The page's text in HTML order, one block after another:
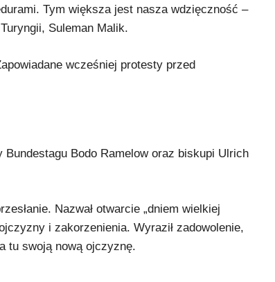
Tym większa jest nasza wdzięczność –
Suleman Malik.
wcześniej protesty przed
Bodo Ramelow oraz biskupi Ulrich
Nazwał otwarcie „dniem wielkiej
i zakorzenienia. Wyraził zadowolenie,
tu swoją nową ojczyznę.